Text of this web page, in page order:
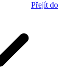
Přejít do